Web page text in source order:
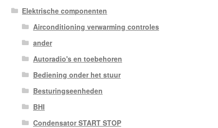
Elektrische componenten
Airconditioning verwarming controles
ander
Autoradio's en toebehoren
Bediening onder het stuur
Besturingseenheden
BHI
Condensator START STOP